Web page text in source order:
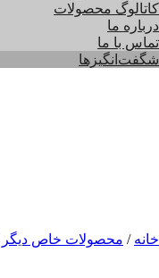
کاتالوگ محصولات
درباره ما
تماس با ما
شگفت‌انگیزها
خانه / محصولات خاص دیگر